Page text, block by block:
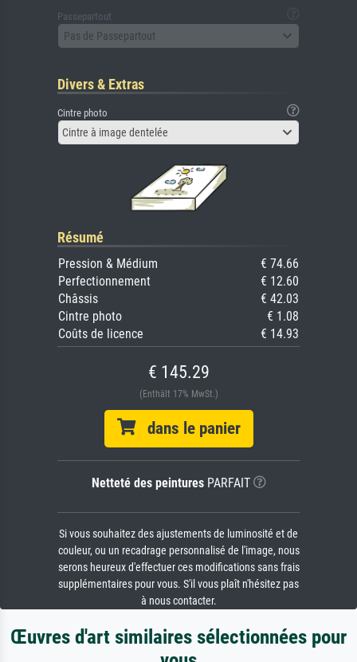
Passepartout
Pas de Passepartout
Divers & Extras
Cintre photo
Cintre à image dentelée
Résumé
Pression & Médium
€ 74.66
Perfectionnement
€ 12.60
Châssis
€ 42.03
Cintre photo
€ 1.08
Coûts de licence
€ 14.93
€ 145.29
(Enthält 17% MwSt.)
dans le panier
Netteté des peinturesPARFAIT
Si vous souhaitez des ajustements de luminosité et de
couleur, ou un recadrage personnalisé de l'image, nous
serons heureux d'effectuer ces modifications sans frais
supplémentaires pour vous. S'il vous plaît n'hésitez pas
à nous contacter.
Œuvres d'art similaires sélectionnées pour